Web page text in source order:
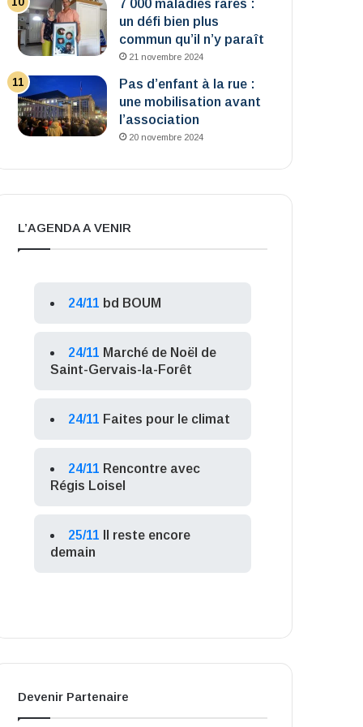
7 000 maladies rares :
un défi bien plus
commun qu’il n’y paraît
21 novembre 2024
Pas d’enfant à la rue :
une mobilisation avant
l’association
20 novembre 2024
L’AGENDA A VENIR
24/11 bd BOUM
24/11 Marché de Noël de
Saint-Gervais-la-Forêt
24/11 Faites pour le climat
24/11 Rencontre avec
Régis Loisel
25/11
Il reste encore
demain
Devenir Partenaire